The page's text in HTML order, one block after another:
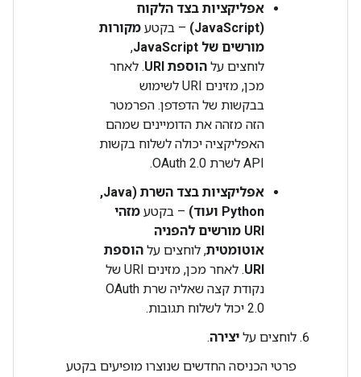
אפליקציות בצד הלקוח
(JavaScript)
– בקטע מקורות
מורשים של JavaScript
,
לוחצים על הוספת URI
. לאחר
מכן, מזינים URI לשימוש
בבקשות של הדפדפן. הפרמטר
הזה מזהה את הדומיינים שמהם
האפליקציה יכולה לשלוח בקשות
API לשרת OAuth 2.0.
אפליקציות בצד השרת (Java,‏
Python ועוד)
– בקטע מזהי
URI מורשים להפניה
אוטומטית, לוחצים על הוספת
URI
. לאחר מכן, מזינים URI של
נקודת קצה שאליה שרת OAuth
2.0 יכול לשלוח תגובות.
לוחצים על יצירה.
פרטי הכניסה החדשים שנוצרו מופיעים בקטע